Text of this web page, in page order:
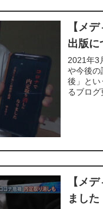
【メ
出版に
2021年3
や今後の
後」とい
るブログ
【メ
ました